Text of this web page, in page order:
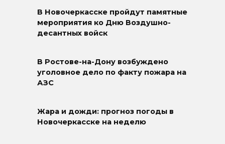
В Новочеркасске пройдут памятные
мероприятия ко Дню Воздушно-
десантных войск
В Ростове-на-Дону возбуждено
уголовное дело по факту пожара на
АЗС
Жара и дожди: прогноз погоды в
Новочеркасске на неделю